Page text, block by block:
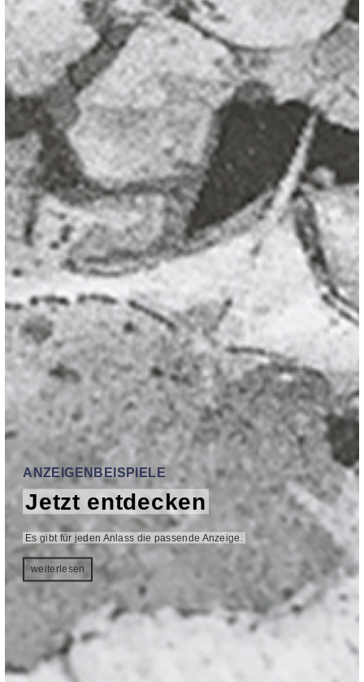
ANZEIGENBEISPIELE
Jetzt entdecken
Es gibt für jeden Anlass die passende Anzeige.
weiterlesen